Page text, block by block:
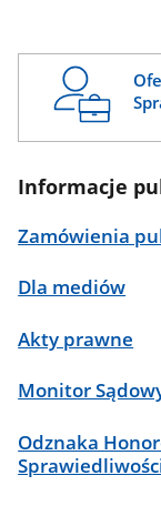
Informacje
Zamówienia
Dla mediów
Akty prawne
Monitor
Odznaka